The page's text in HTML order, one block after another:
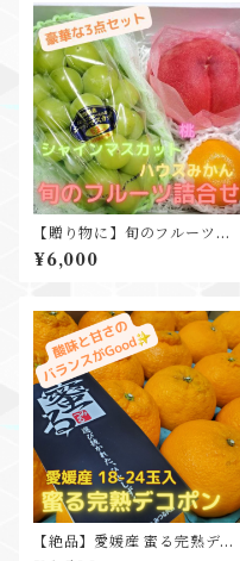
【贈り物に】旬のフルーツ詰
合せ3点セット シャインマス
カット 桃 ハウスみかん
¥6,000
【絶品】愛媛産 蜜る完熟デコ